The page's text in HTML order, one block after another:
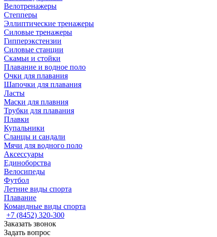
Велотренажеры
Степперы
Эллиптические тренажеры
Силовые тренажеры
Гипперэкстензии
Силовые станции
Скамьи и стойки
Плавание и водное поло
Очки для плавания
Шапочки для плавания
Ласты
Маски для плавния
Трубки для плавания
Плавки
Купальники
Сланцы и сандали
Мячи для водного поло
Аксессуары
Единоборства
Велосипеды
Футбол
Летние виды спорта
Плавание
Командные виды спорта
+7 (8452) 320-300
Заказать звонок
Задать вопрос